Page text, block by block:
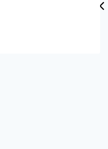
el pobre le pidiera